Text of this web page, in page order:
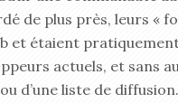
de plus près, leurs «
et étaient
actuels, et sans
d’une liste de